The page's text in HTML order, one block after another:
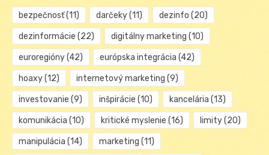
bezpečnosť(11) darčeky(11) dezinfo (20)
dezinformácie (22) digitálny marketing (10)
euroregióny(42) európska integrácia (42)
hoaxy(12) internetový marketing (9)
investovanie (9) inšpirácie (10) kancelária (13)
komunikácia (10) kritické myslenie (16) limity(20)
manipulácia (14) marketing (11)